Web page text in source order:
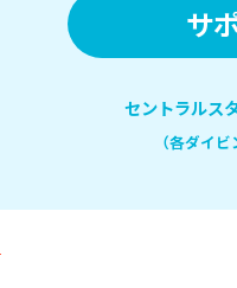
サ
セントラルス
（各ダイ